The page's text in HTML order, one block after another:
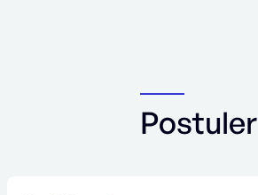
Postuler